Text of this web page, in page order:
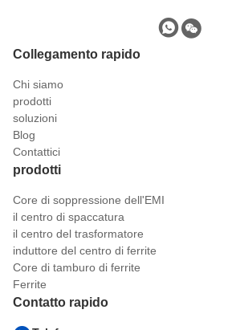
Collegamento rapido
Chi siamo
prodotti
soluzioni
Blog
Contattici
prodotti
Core di soppressione dell'EMI
il centro di spaccatura
il centro del trasformatore
induttore del centro di ferrite
Core di tamburo di ferrite
Ferrite
Contatto rapido